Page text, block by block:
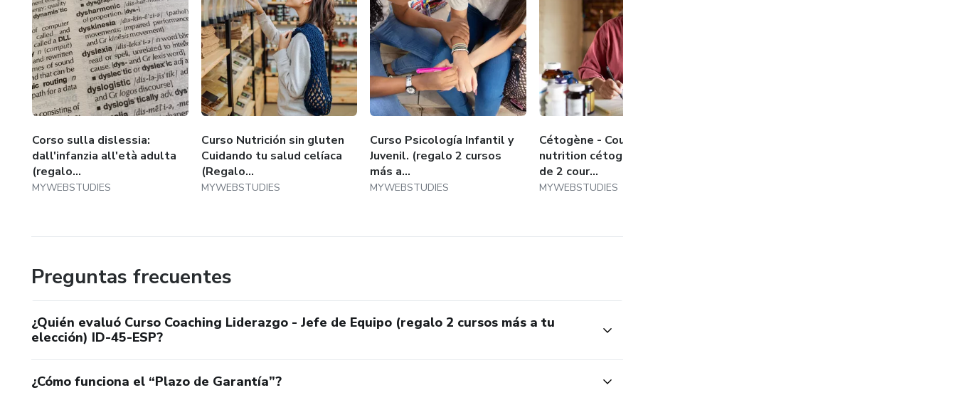
Corso sulla dislessia:
dall'infanzia all'età adulta
(regalo...
MYWEBSTUDIES
Curso Nutrición sin gluten
Cuidando tu salud celíaca
(Regalo...
MYWEBSTUDIES
Curso Psicología Infantil y
Juvenil. (regalo 2 cursos
más a...
MYWEBSTUDIES
Cétogène - Cours sur la
nutrition cétogène (cadeau
de 2 cour...
MYWEBSTUDIES
Preguntas frecuentes
¿Quién evaluó Curso Coaching Liderazgo - Jefe de Equipo (regalo 2 cursos más a tu
elección) ID-45-ESP?
¿Cómo funciona el “Plazo de Garantía”?